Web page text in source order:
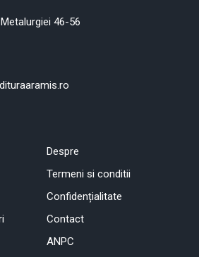
Metalurgiei 46-56
Despre
Termeni si conditii
Confidențialitate
Contact
ANPC